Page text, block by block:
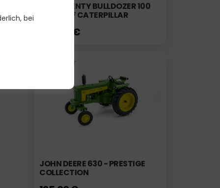
CAT TWENTY BULLDOZER 100
YEARS OF CATERPILLAR
378,00 €
Auf Lager
JOHN DEERE 630 - PRESTIGE
COLLECTION
bei